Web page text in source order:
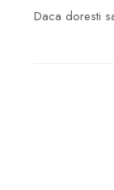
Daca doresti